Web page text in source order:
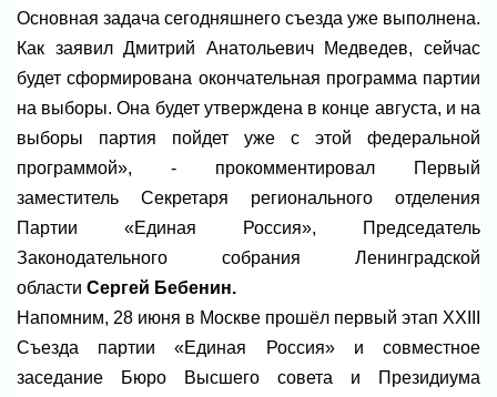
Основная задача сегодняшнего съезда уже выполнена.
Как заявил Дмитрий Анатольевич Медведев, сейчас
будет сформирована окончательная программа партии
на выборы. Она будет утверждена в конце августа, и на
выборы партия пойдет уже с этой федеральной
программой», - прокомментировал Первый
заместитель Секретаря регионального отделения
Партии «Единая Россия», Председатель
Законодательного собрания Ленинградской
области Сергей Бебенин.
Напомним, 28 июня в Москве прошёл первый этап XXIII
Съезда партии «Единая Россия» и совместное
заседание Бюро Высшего совета и Президиума